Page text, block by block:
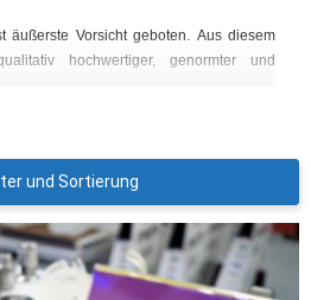
äußerste Vorsicht geboten. Aus diesem
hochwertiger, genormter und
und Sortierung